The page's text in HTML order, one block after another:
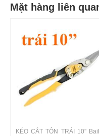
Mặt hàng liên
KÉO CẮT TÔN TRÁI 10''